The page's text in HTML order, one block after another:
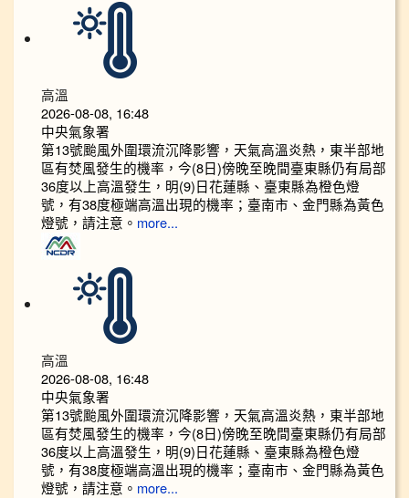
高溫
2026-08-08, 16:48
中央氣象署
第13號颱風外圍環流沉降影響，天氣高溫炎熱，東半部地
區有焚風發生的機率，今(8日)傍晚至晚間臺東縣仍有局部
36度以上高溫發生，明(9)日花蓮縣、臺東縣為橙色燈
號，有38度極端高溫出現的機率；臺南市、金門縣為黃色
燈號，請注意。 more...
高溫
2026-08-08, 16:48
中央氣象署
第13號颱風外圍環流沉降影響，天氣高溫炎熱，東半部地
區有焚風發生的機率，今(8日)傍晚至晚間臺東縣仍有局部
36度以上高溫發生，明(9)日花蓮縣、臺東縣為橙色燈
號，有38度極端高溫出現的機率；臺南市、金門縣為黃色
燈號，請注意。 more...